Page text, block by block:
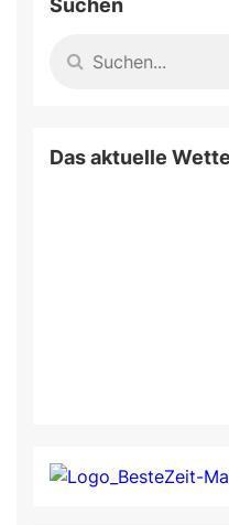
Suchen
Das aktuelle